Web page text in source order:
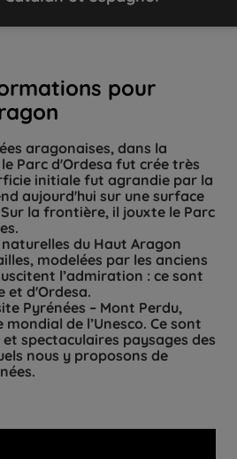
pour
aragonaises, dans la
Parc d'Ordesa fut crée très
initiale fut agrandie par la
aujourd'hui sur une surface
Sur la frontière, il jouxte le Parc
du Haut Aragon
modelées par les anciens
l’admiration : ce sont
et d'Ordesa.
Pyrénées – Mont Perdu,
de l’Unesco. Ce sont
spectaculaires paysages des
nous y proposons de